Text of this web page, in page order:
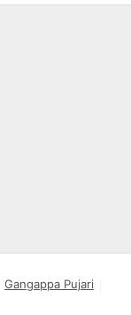
Gangappa Pujari